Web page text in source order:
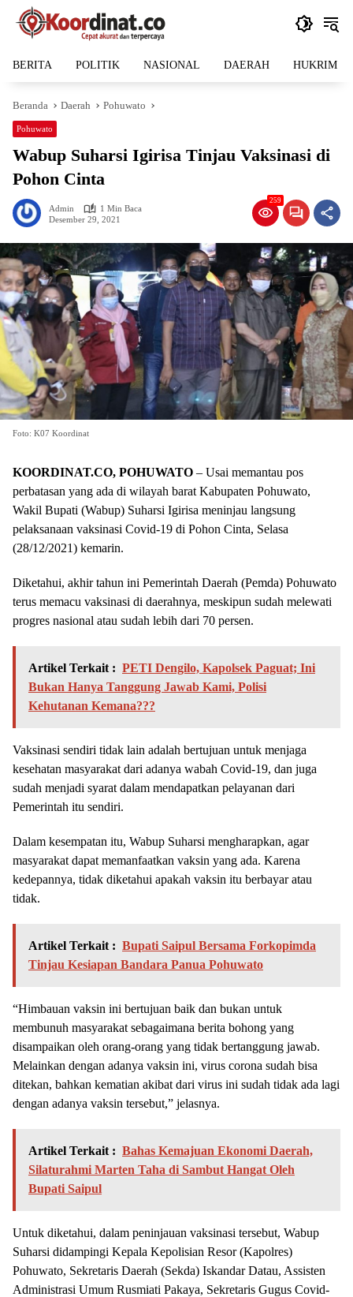
Langsung
BERITA POLITIK NASIONAL DAERAH HUKRIM
Beranda Daerah Pohuwato
Pohuwato
Wabup Suharsi Igirisa Tinjau Vaksinasi di
Pohon Cinta
Admin
1 Min Baca
Desember 29, 2021
259
Foto: K07 Koordinat
KOORDINAT.CO, POHUWATO – Usai memantau pos
perbatasan yang ada di wilayah barat Kabupaten Pohuwato,
Wakil Bupati (Wabup) Suharsi Igirisa meninjau langsung
pelaksanaan vaksinasi Covid-19 di Pohon Cinta, Selasa
(28/12/2021) kemarin.
Diketahui, akhir tahun ini Pemerintah Daerah (Pemda) Pohuwato
terus memacu vaksinasi di daerahnya, meskipun sudah melewati
progres nasional atau sudah lebih dari 70 persen.
Artikel Terkait : PETI Dengilo, Kapolsek Paguat; Ini
Bukan Hanya Tanggung Jawab Kami, Polisi
Kehutanan Kemana???
Vaksinasi sendiri tidak lain adalah bertujuan untuk menjaga
kesehatan masyarakat dari adanya wabah Covid-19, dan juga
sudah menjadi syarat dalam mendapatkan pelayanan dari
Pemerintah itu sendiri.
Dalam kesempatan itu, Wabup Suharsi mengharapkan, agar
masyarakat dapat memanfaatkan vaksin yang ada. Karena
kedepannya, tidak diketahui apakah vaksin itu berbayar atau
tidak.
Artikel Terkait : Bupati Saipul Bersama Forkopimda
Tinjau Kesiapan Bandara Panua Pohuwato
“Himbauan vaksin ini bertujuan baik dan bukan untuk
membunuh masyarakat sebagaimana berita bohong yang
disampaikan oleh orang-orang yang tidak bertanggung jawab.
Melainkan dengan adanya vaksin ini, virus corona sudah bisa
ditekan, bahkan kematian akibat dari virus ini sudah tidak ada lagi
dengan adanya vaksin tersebut,” jelasnya.
Artikel Terkait : Bahas Kemajuan Ekonomi Daerah,
Silaturahmi Marten Taha di Sambut Hangat Oleh
Bupati Saipul
Untuk diketahui, dalam peninjauan vaksinasi tersebut, Wabup
Suharsi didampingi Kepala Kepolisian Resor (Kapolres)
Pohuwato, Sekretaris Daerah (Sekda) Iskandar Datau, Assisten
Administrasi Umum Rusmiati Pakaya, Sekretaris Gugus Covid-